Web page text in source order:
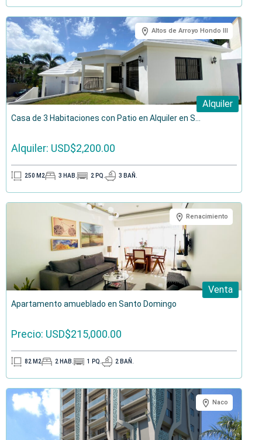
Altos de Arroyo Hondo III
Alquiler
Casa de 3 Habitaciones con Patio en Alquiler en S...
Alquiler: USD$2,200.00
250 M2 3 HAB. 2 PQ. 3 BAÑ.
Renacimiento
Venta
Apartamento amueblado en Santo Domingo
Precio: USD$215,000.00
82 M2 2 HAB. 1 PQ. 2 BAÑ.
Naco